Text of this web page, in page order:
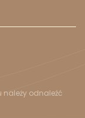
należy odnaleźć